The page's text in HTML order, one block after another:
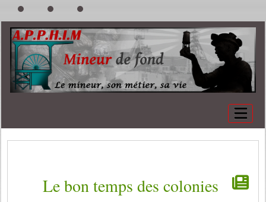
Le bon temps des colonies